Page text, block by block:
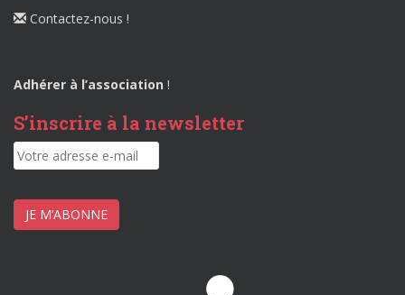
Contactez-nous !
Adhérer à l’association !
S’inscrire à la newsletter
JE M’ABONNE